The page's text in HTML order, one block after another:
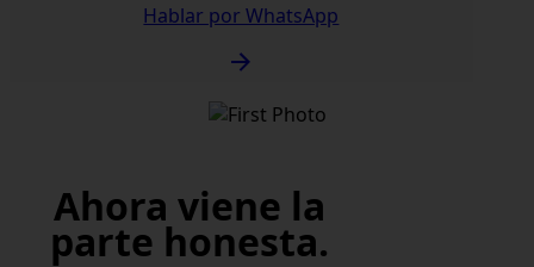
Hablar por WhatsApp
Ahora viene la
parte honesta.